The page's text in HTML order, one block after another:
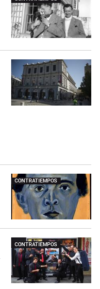
CONTRATIEMPOS
CONTRATIEMPOS